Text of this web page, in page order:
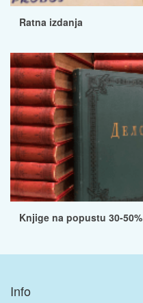
Ratna izdanja
Knjige na popustu 30-50%
Info